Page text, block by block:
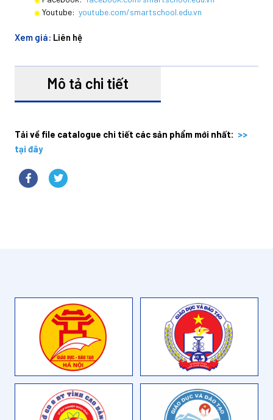
Youtube: youtube.com/smartschool.edu.vn
Xem giá: Liên hệ
Mô tả chi tiết
Tải về file catalogue chi tiết các sản phẩm mới nhất: >>
tại đây